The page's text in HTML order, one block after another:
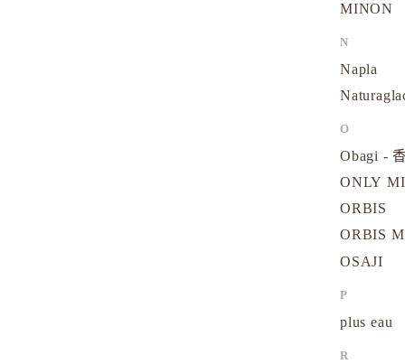
MINON
N
Napla
O
Obagi -
ONLY
ORBIS
ORBIS
OSAJI
P
plus eau
R